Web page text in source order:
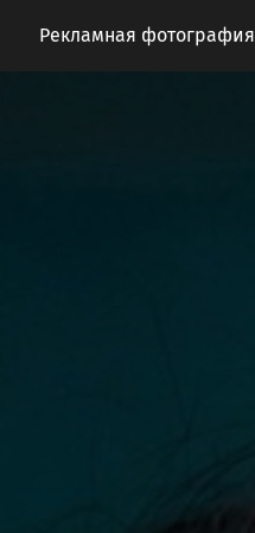
Рекламная фотография